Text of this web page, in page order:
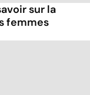
sur la
femmes